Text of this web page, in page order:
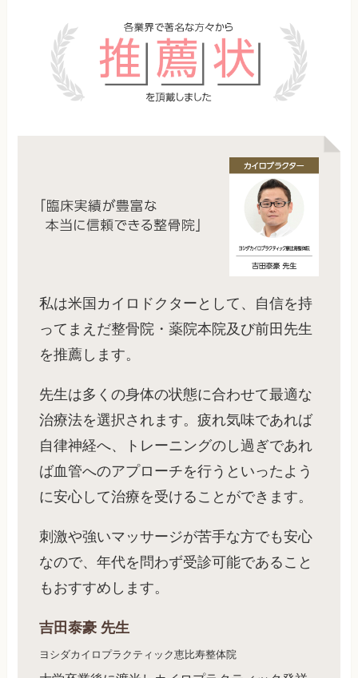
私は米国カイロドクターとして、自信を持
ってまえだ整骨院・薬院本院及び前田先生
を推薦します。
先生は多くの身体の状態に合わせて最適な
治療法を選択されます。疲れ気味であれば
自律神経へ、トレーニングのし過ぎであれ
ば血管へのアプローチを行うといったよう
に安心して治療を受けることができます。
刺激や強いマッサージが苦手な方でも安心
なので、年代を問わず受診可能であること
もおすすめします。
吉田泰豪 先生
ヨシダカイロプラクティック恵比寿整体院